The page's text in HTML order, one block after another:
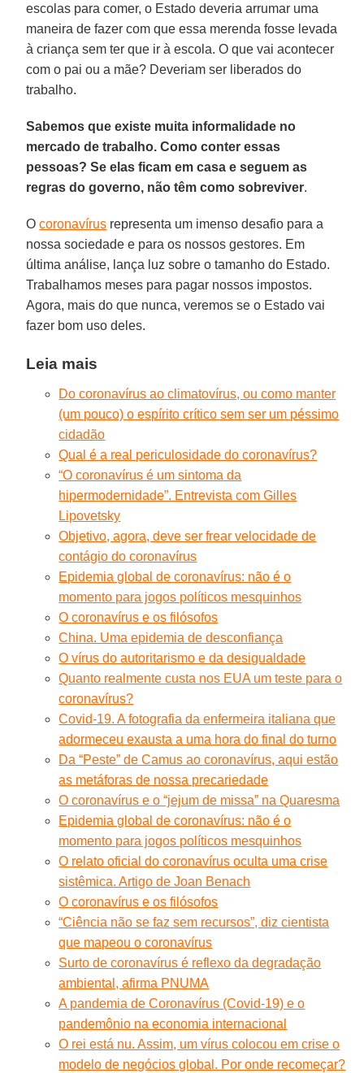
escolas para comer, o Estado deveria arrumar uma
maneira de fazer com que essa merenda fosse levada
à criança sem ter que ir à escola. O que vai acontecer
com o pai ou a mãe? Deveriam ser liberados do
trabalho.
Sabemos que existe muita informalidade no
mercado de trabalho. Como conter essas
pessoas? Se elas ficam em casa e seguem as
regras do governo, não têm como sobreviver.
Ocoronavírus representa um imenso desafio para a
nossa sociedade e para os nossos gestores. Em
última análise, lança luz sobre o tamanho do Estado.
Trabalhamos meses para pagar nossos impostos.
Agora, mais do que nunca, veremos se o Estado vai
fazer bom uso deles.
Leia mais
Do coronavírus ao climatovírus, ou como manter
(um pouco) o espírito crítico sem ser um péssimo
cidadão
Qual é a real periculosidade do coronavírus?
“O coronavírus é um sintoma da
hipermodernidade”. Entrevista com Gilles
Lipovetsky
Objetivo, agora, deve ser frear velocidade de
contágio do coronavírus
Epidemia global de coronavírus: não é o
momento para jogos políticos mesquinhos
O coronavírus e os filósofos
China. Uma epidemia de desconfiança
O vírus do autoritarismo e da desigualdade
Quanto realmente custa nos EUA um teste para o
coronavírus?
Covid-19. A fotografia da enfermeira italiana que
adormeceu exausta a uma hora do final do turno
Da “Peste” de Camus ao coronavírus, aqui estão
as metáforas de nossa precariedade
O coronavírus e o “jejum de missa” na Quaresma
Epidemia global de coronavírus: não é o
momento para jogos políticos mesquinhos
O relato oficial do coronavírus oculta uma crise
sistêmica. Artigo de Joan Benach
O coronavírus e os filósofos
“Ciência não se faz sem recursos”, diz cientista
que mapeou o coronavírus
Surto de coronavírus é reflexo da degradação
ambiental, afirma PNUMA
A pandemia de Coronavírus (Covid-19) e o
pandemônio na economia internacional
O rei está nu. Assim, um vírus colocou em crise o
modelo de negócios global. Por onde recomeçar?